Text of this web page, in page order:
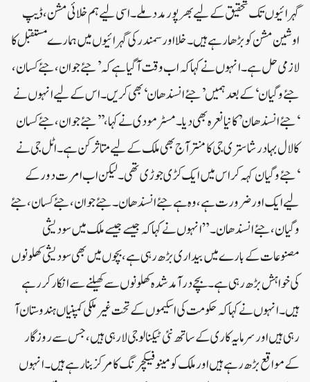
گہرائیوں تک تحقیق کے لیے بھرپور مدد ملے۔ اسی لیے ہم خلائی مشن، ڈیپ
اوشین مشن کو بڑھا رہے ہیں۔ خلا اور سمندر کی گہرائیوں میں ہمارے مستقبل کا
لازمی حل ہے۔انہوں نے کہا کہ اب وقت آگیا ہے کہ ’جئے جوان، جئے کسان،
جئے وگیان‘ کے بعد ہمیں ’جئے انسندھان‘ بھی کریں۔ اس کے لیے انہوں نے
‘جئے انسندھان’ کا نیا نعرہ بھی دیا۔مسٹر مودی نے کہا، ’’جئے جوان، جئے کسان
کا لال بہادر شاستری جی کا منتر آج بھی ملک کے لیے متاثر کن ہے۔اٹل جی نے
‘جئے وگیان کہہ کر اس میں ایک کڑی جوڑی تھی۔ لیکن اب امرت دور کے
لیے ایک اور ضرورت ہے، وہ ہے جئے انسندھان۔ جئے جوان، جئے کسان، جئے
وگیان، جئے انسندھان۔”انہوں نے کہا کہ جیسے جیسے ملک میں سودیشی
مصنوعات کے بارے میں بیداری بڑھ رہی ہے، بچوں میں بھی سودیشی کھلونوں
کی خواہش بڑھ رہی ہے۔ بچے درآمد شدہ کھلونوں سے کھیلنے سے انکار کر رہے
ہیں۔ انہوں نے کہا کہ حکومت کی اسکیموں کے تحت غیر ملکی کمپنیاں ہندوستان آ
رہی ہیں اور سرمایہ کاری کے ساتھ نئی ٹیکنالوجی لا رہی ہیں، جس سے روزگار
کے مواقع بڑھ رہے ہیں اور ملک کو مینوفیکچرنگ کا مرکز بنا رہے ہیں۔ انہوں